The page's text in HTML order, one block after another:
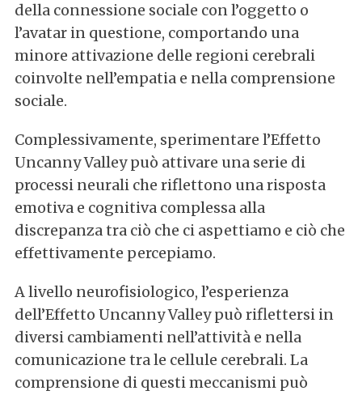
della connessione sociale con l’oggetto o
l’avatar in questione, comportando una
minore attivazione delle regioni cerebrali
coinvolte nell’empatia e nella comprensione
sociale.
Complessivamente, sperimentare l’Effetto
Uncanny Valley può attivare una serie di
processi neurali che riflettono una risposta
emotiva e cognitiva complessa alla
discrepanza tra ciò che ci aspettiamo e ciò che
effettivamente percepiamo.
A livello neurofisiologico, l’esperienza
dell’Effetto Uncanny Valley può riflettersi in
diversi cambiamenti nell’attività e nella
comunicazione tra le cellule cerebrali. La
comprensione di questi meccanismi può